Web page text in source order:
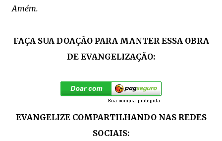
Amém.
FAÇA SUA DOAÇÃO PARA MANTER ESSA OBRA
DE EVANGELIZAÇÃO:
EVANGELIZE COMPARTILHANDO NAS REDES
SOCIAIS: